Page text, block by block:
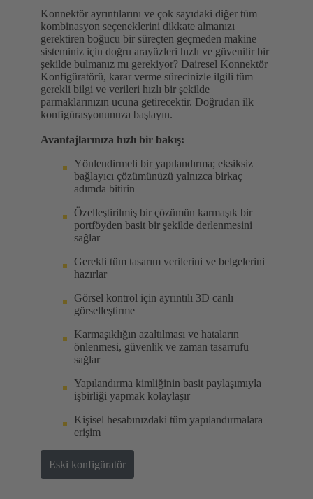
Konnektör ayrıntılarını ve çok sayıdaki diğer tüm
kombinasyon seçeneklerini dikkate almanızı
gerektiren boğucu bir süreçten geçmeden makine
sisteminiz için doğru arayüzleri hızlı ve güvenilir bir
şekilde bulmanız mı gerekiyor? Dairesel Konnektör
Konfigüratörü, karar verme sürecinizle ilgili tüm
gerekli bilgi ve verileri hızlı bir şekilde
parmaklarınızın ucuna getirecektir. Doğrudan ilk
konfigürasyonunuza başlayın.
Avantajlarınıza hızlı bir bakış:
Yönlendirmeli bir yapılandırma; eksiksiz
bağlayıcı çözümünüzü yalnızca birkaç
adımda bitirin
Özelleştirilmiş bir çözümün karmaşık bir
portföyden basit bir şekilde derlenmesini
sağlar
Gerekli tüm tasarım verilerini ve belgelerini
hazırlar
Görsel kontrol için ayrıntılı 3D canlı
görselleştirme
Karmaşıklığın azaltılması ve hataların
önlenmesi, güvenlik ve zaman tasarrufu
sağlar
Yapılandırma kimliğinin basit paylaşımıyla
işbirliği yapmak kolaylaşır
Kişisel hesabınızdaki tüm yapılandırmalara
erişim
Eski konfigüratör